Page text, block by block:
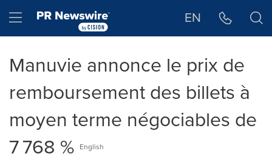
Hamburger menu EN
Manuvie annonce le prix de
remboursement des billets à
moyen terme négociables de
7 768 % English